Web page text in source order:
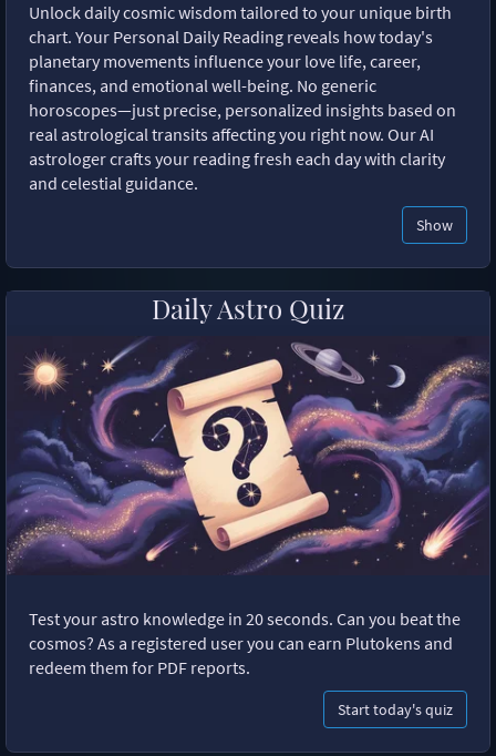
Unlock daily cosmic wisdom tailored to your unique birth
chart. Your Personal Daily Reading reveals how today's
planetary movements influence your love life, career,
finances, and emotional well-being. No generic
horoscopes—just precise, personalized insights based on
real astrological transits affecting you right now. Our AI
astrologer crafts your reading fresh each day with clarity
and celestial guidance.
Show
Daily Astro Quiz
Test your astro knowledge in 20 seconds. Can you beat the
cosmos? As a registered user you can earn Plutokens and
redeem them for PDF reports.
Start today's quiz